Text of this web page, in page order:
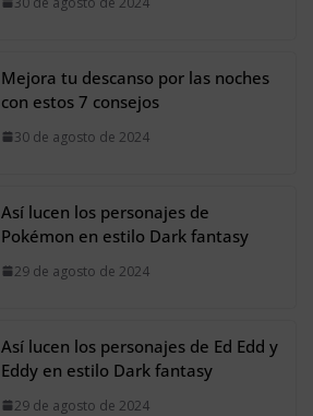
Mejora tu descanso por las noches
con estos 7 consejos
30 de agosto de 2024
Así lucen los personajes de
Pokémon en estilo Dark fantasy
29 de agosto de 2024
Así lucen los personajes de Ed Edd y
Eddy en estilo Dark fantasy
29 de agosto de 2024